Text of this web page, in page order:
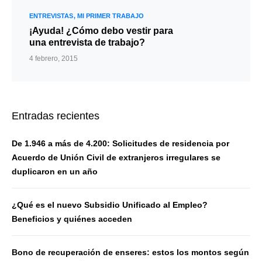
ENTREVISTAS MI PRIMER TRABAJO
¡Ayuda! ¿Cómo debo vestir para
una entrevista de trabajo?
4 febrero, 2015
Entradas recientes
De 1.946 a más de 4.200: Solicitudes de residencia por
Acuerdo de Unión Civil de extranjeros irregulares se
duplicaron en un año
¿Qué es el nuevo Subsidio Unificado al Empleo?
Beneficios y quiénes acceden
Bono de recuperación de enseres: estos los montos según